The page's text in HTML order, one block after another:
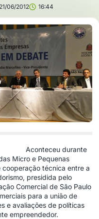
21/06/2012 16:44
Aconteceu durante
Micro e Pequenas
cooperação técnica entre a
presidida pelo
Comercial de São Paulo
para a união de
e avaliações de políticas
empreendedor.